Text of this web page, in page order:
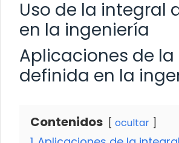
Uso de la integral
en la ingeniería
Aplicaciones de
definida en la
Contenidos ocultar